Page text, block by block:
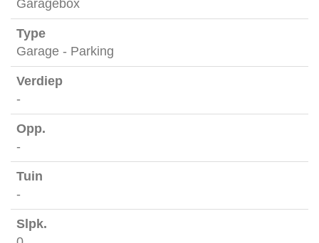
Garagebox
Garage - Parking
-
-
-